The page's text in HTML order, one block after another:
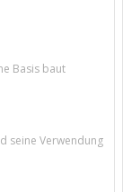
Basis baut
seine Verwendung